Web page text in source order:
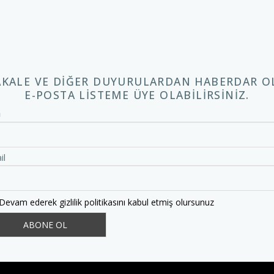
VE DIĞER DUYURULARDAN HABERDAR
E-POSTA LISTEME ÜYE OLABILIRSINIZ.
Devam ederek gizlilik politikasını kabul etmiş olursunuz